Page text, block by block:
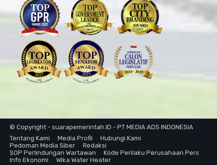
© Copyright - suarapemerintah.ID - PT MEDIA ADS INDONESIA
Tentang Kami
Media Profil
Hubungi Kami
Pedoman Media Siber
Redaksi
SOP Perlindungan Wartawan
Kode Perilaku Perusahaan Pers
Info Ekonomi
Wika Water Heater